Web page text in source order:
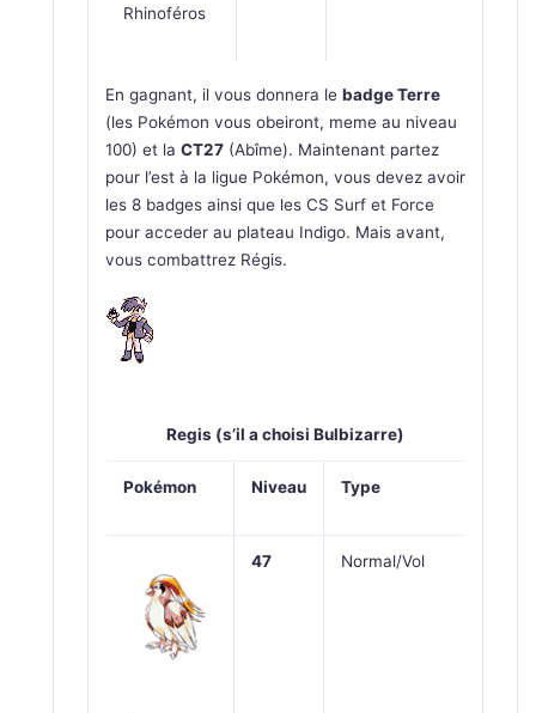
Rhinoféros
En gagnant, il vous donnera le badge Terre
(les Pokémon vous obeiront, meme au niveau
100) et la CT27 (Abîme). Maintenant partez
pour l’est à la ligue Pokémon, vous devez avoir
les 8 badges ainsi que les CS Surf et Force
pour acceder au plateau Indigo. Mais avant,
vous combattrez Régis.
Regis (s’il a choisi Bulbizarre)
Pokémon Niveau Type
47 Normal/Vol